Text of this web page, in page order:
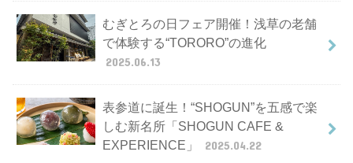
むぎとろの日フェア開催！浅草の老舗
で体験する“TORORO”の進化
2025.06.13
表参道に誕生！“SHOGUN”を五感で楽
しむ新名所「SHOGUN CAFE &
EXPERIENCE」
2025.04.22